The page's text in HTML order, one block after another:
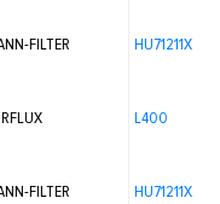
FILTER HU71211X
L400
FILTER HU71211X